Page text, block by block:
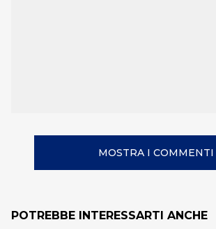
MOSTRA I COMMENTI
POTREBBE INTERESSARTI ANCHE